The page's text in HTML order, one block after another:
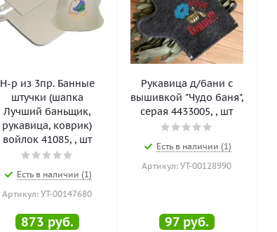
Н-р из 3пр. Банные
штучки (шапка
Лучший баньщик,
рукавица, коврик)
войлок 41085, , шт
Есть в наличии (1)
Артикул: УТ-00147680
873 руб.
Рукавица д/бани с
вышивкой "Чудо баня",
серая 4433005, , шт
Есть в наличии (1)
Артикул: УТ-00128990
97руб.